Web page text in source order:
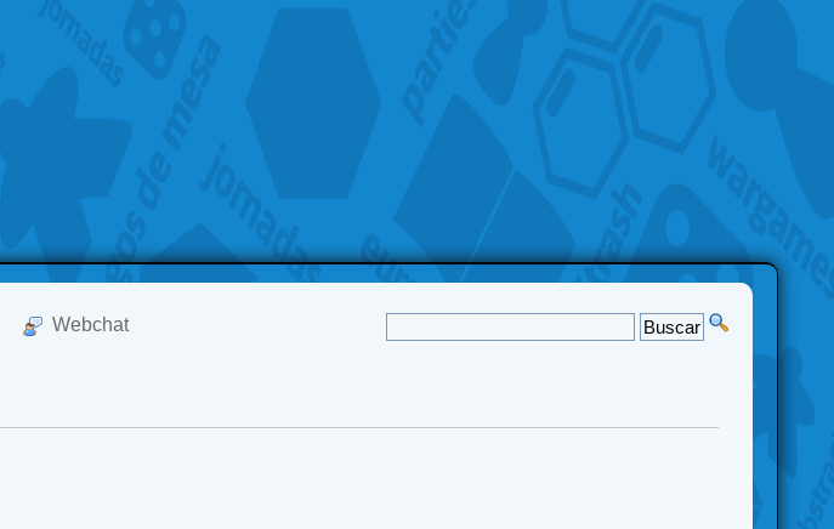
Webchat